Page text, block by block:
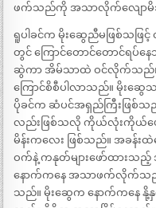
ဖက်သည်ကို အသာလိုက်လျော
ရူပါခင်က မိုးဆွေညီမဖြစ်သဖြ
တွင် ကြောင်တောင်တောင်ရပ်န
ဆွဲကာ အိမ်သာထဲ ဝင်လိုက်သည်။ မို
ကြောင်စိစီပါလာသည်။ မိုးဆွ
ပိုခင်က ဆံပင်အရှည်ကြီးဖြစ်သ
လည်းဖြစ်သလို ကိုယ်လုံးကိုယ်ပ
မိန်းကလေး ဖြစ်သည်။ အခန်း
ဝက်နဲ့ ကနုတ်များဖော်ထားသ
နောက်ကနေ အသာဖက်လိုက်သည်။
သည်။ မိုးဆွေက နောက်ကနေ